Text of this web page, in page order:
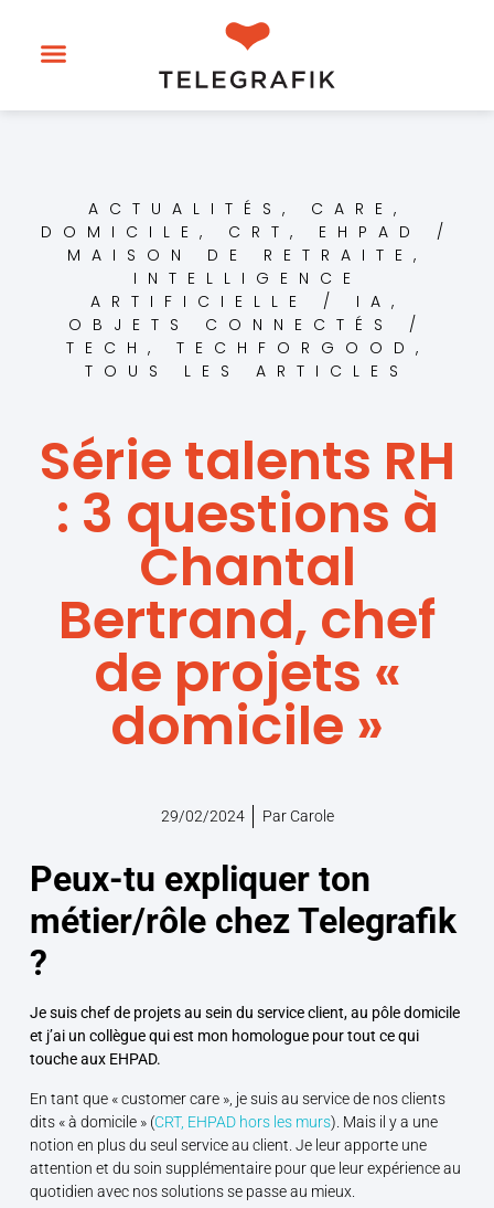
ACTUALITÉS , CARE ,
DOMICILE, CRT , EHPAD /
MAISON DE RETRAITE ,
INTELLIGENCE
ARTIFICIELLE / IA ,
OBJETS CONNECTÉS /
TECH , TECHFORGOOD ,
TOUS LES ARTICLES
Série talents RH
: 3 questions à
Chantal
Bertrand, chef
de projets «
domicile »
29/02/2024 ParCarole
Peux-tu expliquer ton
métier/rôle chez Telegrafik
?
Je suis chef de projets au sein du service client, au pôle domicile
et j’ai un collègue qui est mon homologue pour tout ce qui
touche aux EHPAD.
En tant que « customer care », je suis au service de nos clients
dits « à domicile » (CRT, EHPAD hors les murs). Mais il y a une
notion en plus du seul service au client. Je leur apporte une
attention et du soin supplémentaire pour que leur expérience au
quotidien avec nos solutions se passe au mieux.